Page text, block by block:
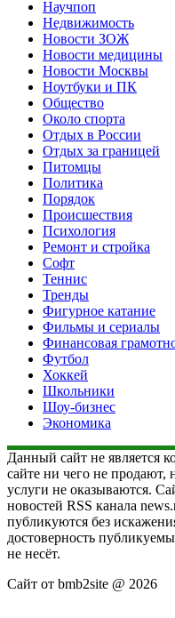
Научпоп
Недвижимость
Новости ЗОЖ
Новости медицины
Новости Москвы
Ноутбуки и ПК
Общество
Около спорта
Отдых в России
Отдых за границей
Питомцы
Политика
Порядок
Происшествия
Психология
Ремонт и стройка
Софт
Теннис
Тренды
Фигурное катание
Фильмы и сериалы
Финансовая
Футбол
Хоккей
Школьники
Шоу-бизнес
Экономика
Данный сайт не является
сайте ни чего не продают,
услуги не оказываются.
новостей RSS канала
публикуются без
достоверность
не несёт.
Сайт от bmb2site @ 2026